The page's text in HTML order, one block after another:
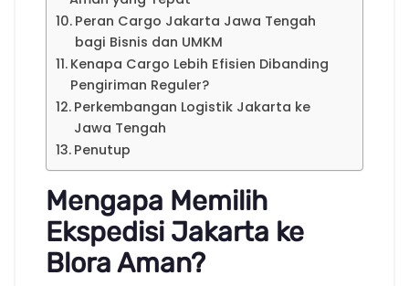
Peran Cargo Jakarta Jawa Tengah
bagi Bisnis dan UMKM
Kenapa Cargo Lebih Efisien Dibanding
Pengiriman Reguler?
Perkembangan Logistik Jakarta ke
Jawa Tengah
Penutup
Mengapa Memilih
Ekspedisi Jakarta ke
Blora Aman?